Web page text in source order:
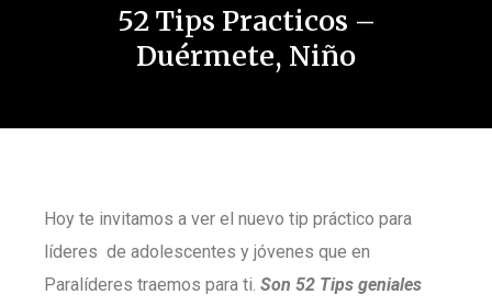
52 Tips Practicos –
Duérmete, Niño
Hoy te invitamos a ver el nuevo tip práctico para
líderes de adolescentes y jóvenes que en
Paralíderes traemos para ti. Son 52 Tips geniales